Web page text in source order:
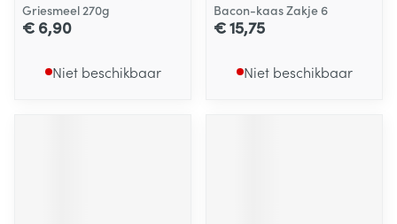
Griesmeel 270g
€ 6,90
Niet beschikbaar
Bacon-kaas Zakje 6
€ 15,75
Niet beschikbaar